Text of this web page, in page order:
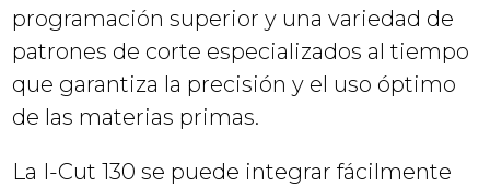
programación superior y una variedad de
patrones de corte especializados al tiempo
que garantiza la precisión y el uso óptimo
de las materias primas.
La I-Cut 130 se puede integrar fácilmente